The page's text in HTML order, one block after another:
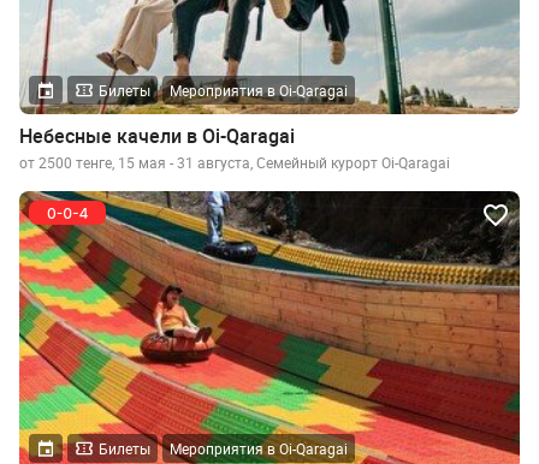
Билеты Мероприятия в Oi-Qaragai
Небесные качели в Oi-Qaragai
от 2500 тенге, 15 мая - 31 августа, Семейный курорт Oi-Qaragai
Билеты Мероприятия в Oi-Qaragai